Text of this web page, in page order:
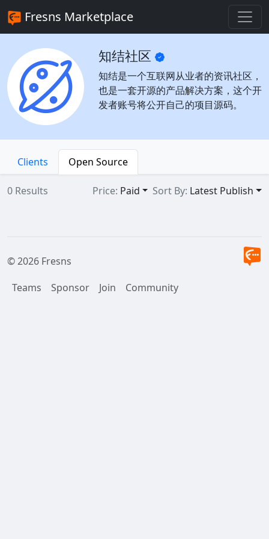
Fresns Marketplace
知结社区
知结是一个互联网从业者的资讯社区，
也是一套开源的产品解决方案，这个开
发者账号将公开自己的项目源码。
Clients Open Source
0 Results Price: Paid Sort By: Latest Publish
© 2026 Fresns
Teams
Sponsor Join Community